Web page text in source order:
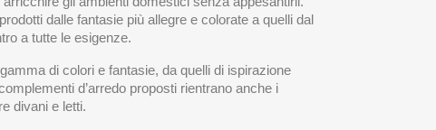
dalle fantasie più allegre e colorate a quelli dal
a tutte le esigenze.
di colori e fantasie, da quelli di ispirazione
d’arredo proposti rientrano anche i
divani e letti.